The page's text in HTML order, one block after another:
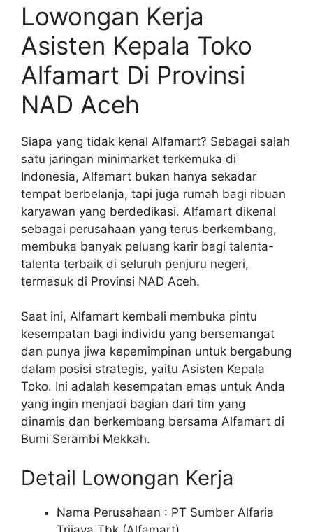
Lowongan Kerja
Asisten Kepala Toko
Alfamart Di Provinsi
NAD Aceh
Siapa yang tidak kenal Alfamart? Sebagai salah
satu jaringan minimarket terkemuka di
Indonesia, Alfamart bukan hanya sekadar
tempat berbelanja, tapi juga rumah bagi ribuan
karyawan yang berdedikasi. Alfamart dikenal
sebagai perusahaan yang terus berkembang,
membuka banyak peluang karir bagi talenta-
talenta terbaik di seluruh penjuru negeri,
termasuk di Provinsi NAD Aceh.
Saat ini, Alfamart kembali membuka pintu
kesempatan bagi individu yang bersemangat
dan punya jiwa kepemimpinan untuk bergabung
dalam posisi strategis, yaitu Asisten Kepala
Toko. Ini adalah kesempatan emas untuk Anda
yang ingin menjadi bagian dari tim yang
dinamis dan berkembang bersama Alfamart di
Bumi Serambi Mekkah.
Detail Lowongan Kerja
Nama Perusahaan : PT Sumber Alfaria